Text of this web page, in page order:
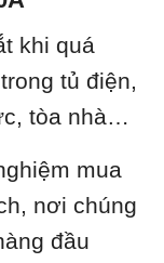
khi quá
tủ điện,
tòa nhà…
mua
nơi chúng
đầu